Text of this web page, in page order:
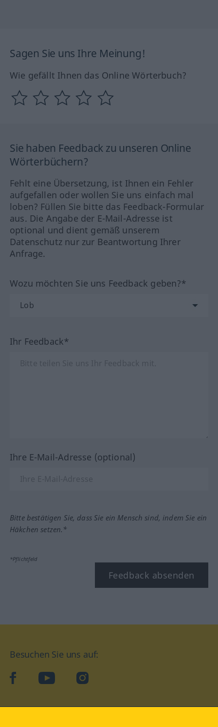
Sagen Sie uns Ihre Meinung!
Wie gefällt Ihnen das Online Wörterbuch?
Sie haben Feedback zu unseren Online
Wörterbüchern?
Fehlt eine Übersetzung, ist Ihnen ein Fehler
aufgefallen oder wollen Sie uns einfach mal
loben? Füllen Sie bitte das Feedback-Formular
aus. Die Angabe der E-Mail-Adresse ist
optional und dient gemäß unserem
Datenschutz nur zur Beantwortung Ihrer
Anfrage.
Wozu möchten Sie uns Feedback geben?*
Ihr Feedback*
Ihre E-Mail-Adresse (optional)
Bitte bestätigen Sie, dass Sie ein Mensch sind, indem Sie ein
Häkchen setzen.*
*Pflichtfeld
Feedback absenden
Besuchen Sie uns auf:
facebookYouTube Instagram